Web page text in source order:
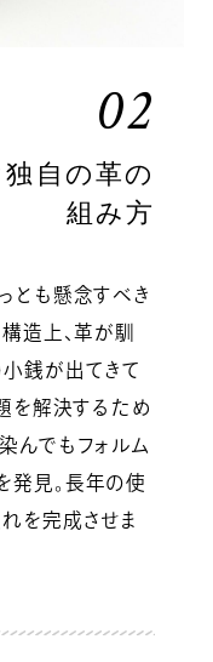
02
独自の革の
組み方
とも懸念すべき
造上、革が馴
銭が出てきて
を解決するため
んでもフォルム
見。長年の使
を完成させま